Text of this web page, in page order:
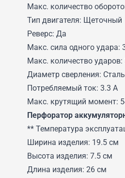
Макс. количество
Тип двигателя: Щеточный
Реверс: Да
Макс. сила одного удара:
Макс. количество
Диаметр сверления:
Потребляемый ток: 3.3 А
Макс. крутящий момент:
Перфоратор
** Температура
Ширина изделия: 19.5 см
Высота изделия: 7.5 см
Длина изделия: 26 см